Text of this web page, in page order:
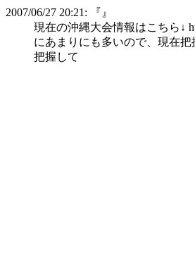
2007/06/27 20:21: 『 』
現在の沖縄大会情報はこちら↓
にあまりにも多いので、現在
把握して